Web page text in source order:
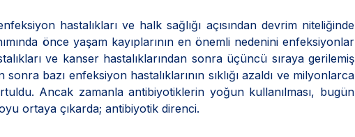
hastalıkları ve halk sağlığı açısından devrim niteliğinde
önce yaşam kayıplarının en önemli nedenini enfeksiyonlar
ve kanser hastalıklarından sonra üçüncü sıraya gerilemiş
bazı enfeksiyon hastalıklarının sıklığı azaldı ve milyonlarca
Ancak zamanla antibiyotiklerin yoğun kullanılması, bugün
ortaya çıkarda; antibiyotik direnci.